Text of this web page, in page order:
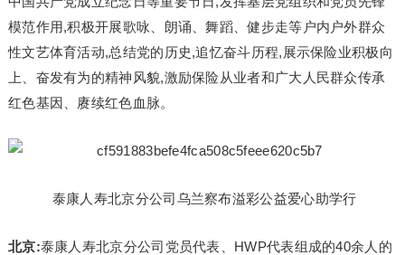
模范作用,积极开展歌咏、朗诵、舞蹈、健步走等户内户外群众
性文艺体育活动,总结党的历史,追忆奋斗历程,展示保险业积极向
上、奋发有为的精神风貌,激励保险从业者和广大人民群众传承
红色基因、赓续红色血脉。
泰康人寿北京分公司乌兰察布溢彩公益爱心助学行
北京:泰康人寿北京分公司党员代表、HWP代表组成的40余人的